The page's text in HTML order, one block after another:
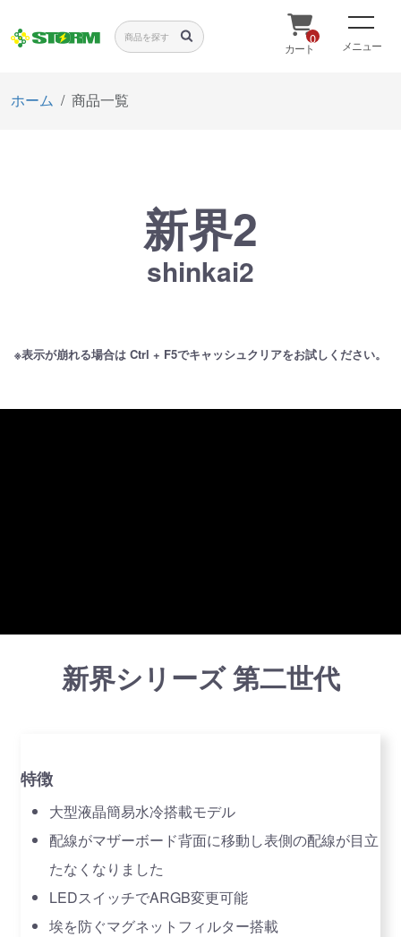
0
カート メニュー
ホーム 商品一覧
新界2
shinkai2
※表示が崩れる場合は Ctrl + F5でキャッシュクリアをお試しください。
新界シリーズ 第二世代
特徴
大型液晶簡易水冷搭載モデル
配線がマザーボード背面に移動し表側の配線が目立
たなくなりました
LEDスイッチでARGB変更可能
埃を防ぐマグネットフィルター搭載